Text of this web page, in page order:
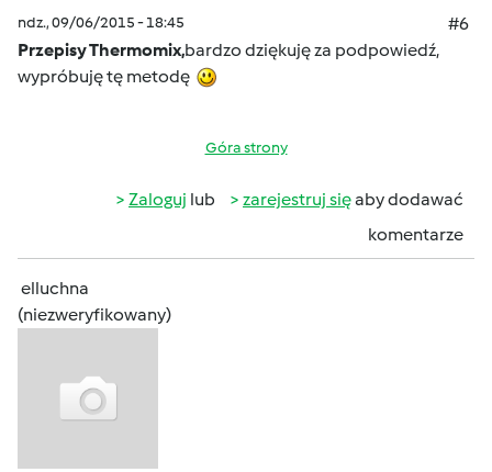
ndz., 09/06/2015 - 18:45
#6
Przepisy Thermomix,bardzo dziękuję za podpowiedź,
wypróbuję tę metodę
Góra strony
Zaloguj lub zarejestruj sięaby dodawać
komentarze
elluchna
(niezweryfikowany)